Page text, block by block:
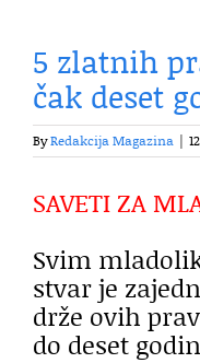
5 zlatnih
čak deset
ByRedakcija Magazina
SAVETI ZA
Svim
stvar je
drže ovih
do deset